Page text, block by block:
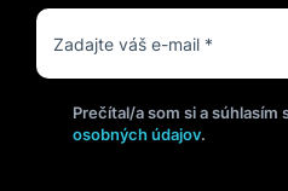
Prečítal/a som si a súhlasím
osobných údajov.